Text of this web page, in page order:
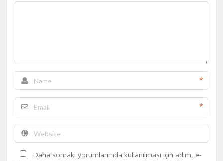
*
*
Daha sonraki yorumlarımda kullanılması için adım, e-